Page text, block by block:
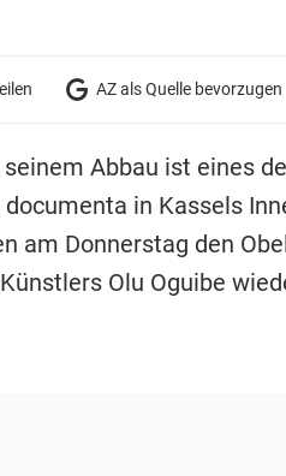
AZ als Quelle bevorzugen
Abbau ist eines
in Kassels
am Donnerstag den
Olu Oguibe